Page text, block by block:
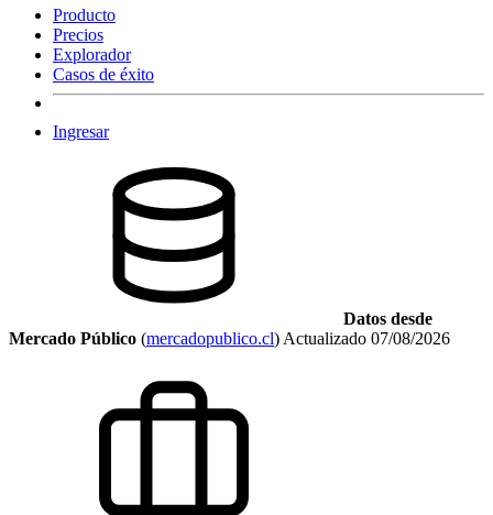
Producto
Precios
Explorador
Casos de éxito
Ingresar
Datos desde
Mercado Público (mercadopublico.cl) Actualizado 07/08/2026